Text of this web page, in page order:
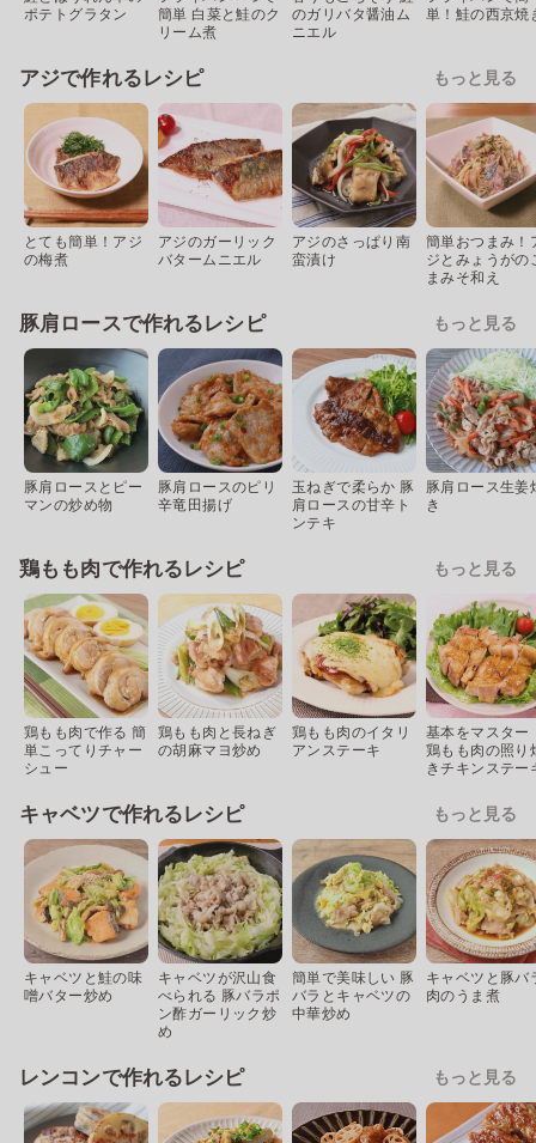
ポテトグラタン
簡単 白菜と鮭のク
リーム煮
のガリバタ醤油ム
ニエル
単！鮭の西京焼
アジで作れるレシピ もっと見る
とても簡単！アジ
の梅煮
アジのガーリック
バタームニエル
アジのさっぱり南
蛮漬け
簡単おつまみ！
ジとみょうがの
まみそ和え
豚肩ロースで作れるレシピ もっと見る
豚肩ロースとピー
マンの炒め物
豚肩ロースのピリ
辛竜田揚げ
玉ねぎで柔らか 豚
肩ロースの甘辛ト
ンテキ
豚肩ロース生姜
き
鶏もも肉で作れるレシピ もっと見る
鶏もも肉で作る 簡
単こってりチャー
シュー
鶏もも肉と長ねぎ
の胡麻マヨ炒め
鶏もも肉のイタリ
アンステーキ
基本をマスター
鶏もも肉の照り
きチキンステー
キャベツで作れるレシピ もっと見る
キャベツと鮭の味
噌バター炒め
キャベツが沢山食
べられる 豚バラポ
ン酢ガーリック炒
め
簡単で美味しい 豚
バラとキャベツの
中華炒め
キャベツと豚バ
肉のうま煮
レンコンで作れるレシピ もっと見る